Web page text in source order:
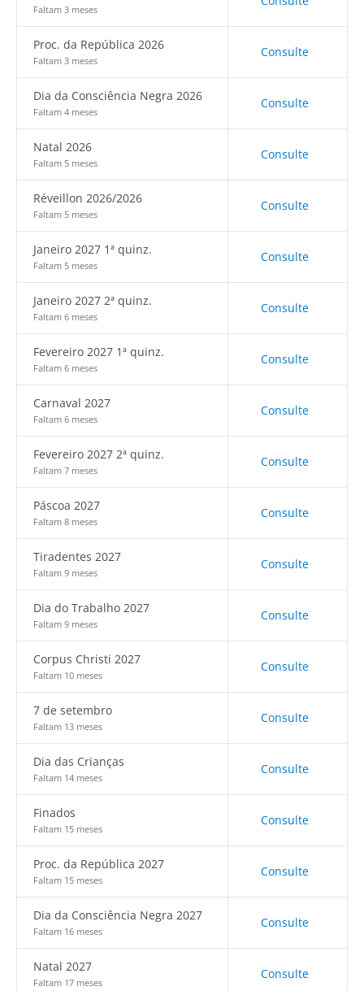
Faltam 3 meses
Proc. da República 2026
Faltam 3 meses
Consulte
Dia da Consciência Negra 2026
Faltam 4 meses
Consulte
Natal 2026
Faltam 5 meses
Consulte
Réveillon 2026/2026
Faltam 5 meses
Consulte
Janeiro 2027 1ª quinz.
Faltam 5 meses
Consulte
Janeiro 2027 2ª quinz.
Faltam 6 meses
Consulte
Fevereiro 2027 1ª quinz.
Faltam 6 meses
Consulte
Carnaval 2027
Faltam 6 meses
Consulte
Fevereiro 2027 2ª quinz.
Faltam 7 meses
Consulte
Páscoa 2027
Faltam 8 meses
Consulte
Tiradentes 2027
Faltam 9 meses
Consulte
Dia do Trabalho 2027
Faltam 9 meses
Consulte
Corpus Christi 2027
Faltam 10 meses
Consulte
7 de setembro
Faltam 13 meses
Consulte
Dia das Crianças
Faltam 14 meses
Consulte
Finados
Faltam 15 meses
Consulte
Proc. da República 2027
Faltam 15 meses
Consulte
Dia da Consciência Negra 2027
Faltam 16 meses
Consulte
Natal 2027
Faltam 17 meses
Consulte